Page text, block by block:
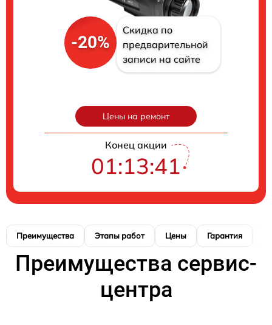
-20%
Скидка по
предварительной
записи на сайте
Цены на ремонт
Конец акции
01:13:40
Преимущества Этапы работ Цены Гарантия
Преимущества сервис-
центра